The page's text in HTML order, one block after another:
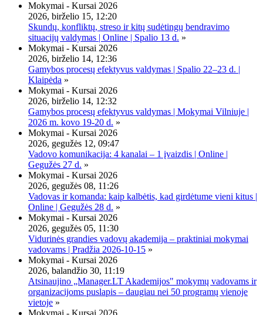
Mokymai - Kursai 2026
2026, birželio 15, 12:20
Skundų, konfliktų, streso ir kitų sudėtingų bendravimo
situacijų valdymas | Online | Spalio 13 d. »
Mokymai - Kursai 2026
2026, birželio 14, 12:36
Gamybos procesų efektyvus valdymas | Spalio 22–23 d. |
Klaipėda »
Mokymai - Kursai 2026
2026, birželio 14, 12:32
Gamybos procesų efektyvus valdymas | Mokymai Vilniuje |
2026 m. kovo 19-20 d. »
Mokymai - Kursai 2026
2026, gegužės 12, 09:47
Vadovo komunikacija: 4 kanalai – 1 įvaizdis | Online |
Gegužės 27 d. »
Mokymai - Kursai 2026
2026, gegužės 08, 11:26
Vadovas ir komanda: kaip kalbėtis, kad girdėtume vieni kitus |
Online | Gegužės 28 d. »
Mokymai - Kursai 2026
2026, gegužės 05, 11:30
Vidurinės grandies vadovų akademija – praktiniai mokymai
vadovams | Pradžia 2026-10-15 »
Mokymai - Kursai 2026
2026, balandžio 30, 11:19
Atsinaujino „Manager.LT Akademijos" mokymų vadovams ir
organizacijoms puslapis – daugiau nei 50 programų vienoje
vietoje »